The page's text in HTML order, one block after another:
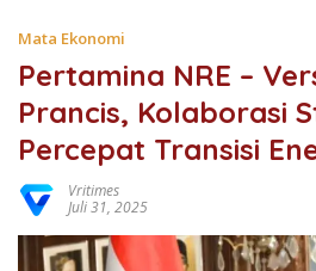
Mata Ekonomi
Pertamina NRE –
Prancis, Kolaborasi
Percepat Transisi
Vritimes
Juli 31, 2025